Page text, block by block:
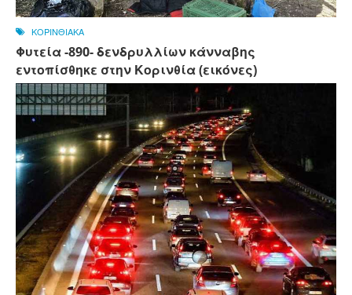
ΚΟΡΙΝΘΙΑΚΑ
Φυτεία -890- δενδρυλλίων κάνναβης
εντοπίσθηκε στην Κορινθία (εικόνες)